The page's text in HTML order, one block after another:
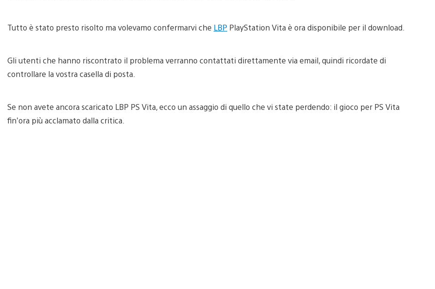
Tutto è stato presto risolto ma volevamo confermarvi che LBP PlayStation Vita è ora disponibile per il download.
Gli utenti che hanno riscontrato il problema verranno contattati direttamente via email, quindi ricordate di
controllare la vostra casella di posta.
Se non avete ancora scaricato LBP PS Vita, ecco un assaggio di quello che vi state perdendo: il gioco per PS Vita
fin’ora più acclamato dalla critica.